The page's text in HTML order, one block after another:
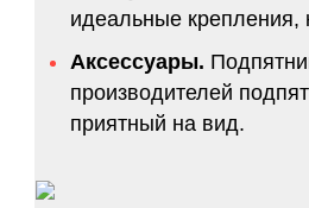
идеальные крепления,
Аксессуары.
производителей
приятный на вид.